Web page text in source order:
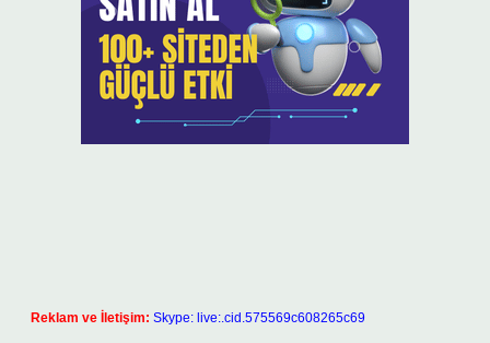
Reklam ve İletişim: Skype: live:.cid.575569c608265c69